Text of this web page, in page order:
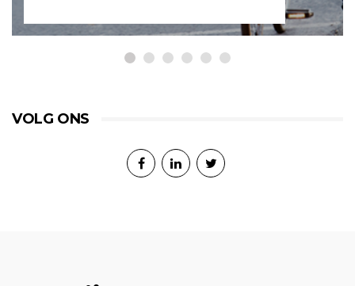
VOLG ONS